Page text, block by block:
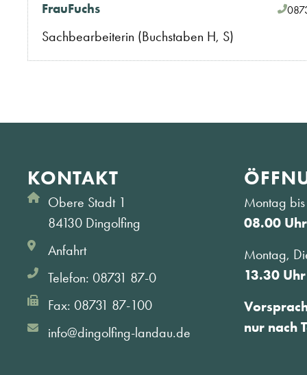
FrauFuchs
Sachbearbeiterin (Buchstaben H, S)
KONTAKT
Obere Stadt 1
84130 Dingolfing
Anfahrt
Telefon: 08731 87-0
Fax: 08731 87-100
info@dingolfing-landau.de
Montag
08.00
Montag,
13.30
nur nach